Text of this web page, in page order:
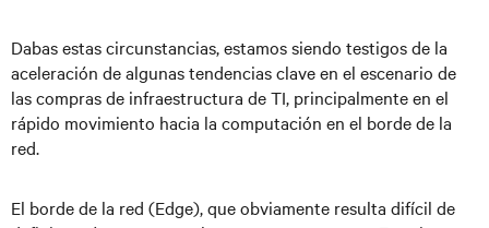
Dabas estas circunstancias, estamos siendo testigos de la
aceleración de algunas tendencias clave en el escenario de
las compras de infraestructura de TI, principalmente en el
rápido movimiento hacia la computación en el borde de la
red.
El borde de la red (Edge), que obviamente resulta difícil de